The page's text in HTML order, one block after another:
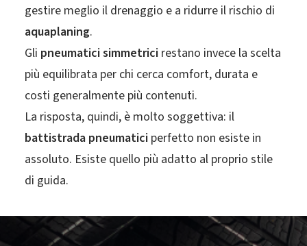
gestire meglio il drenaggio e a ridurre il rischio di
aquaplaning.
Gli pneumatici simmetrici restano invece la scelta
più equilibrata per chi cerca comfort, durata e
costi generalmente più contenuti.
La risposta, quindi, è molto soggettiva: il
battistrada pneumatici perfetto non esiste in
assoluto. Esiste quello più adatto al proprio stile
di guida.